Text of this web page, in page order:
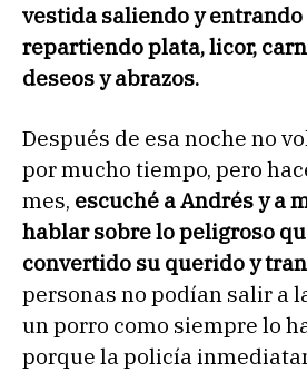
vestida saliendo y
repartiendo plata, licor,
deseos y abrazos.
Después de esa noche no
por mucho tiempo, pero
mes, escuché a Andrés y a
hablar sobre lo peligroso
convertido su querido y
personas no podían salir a
un porro como siempre lo
porque la policía